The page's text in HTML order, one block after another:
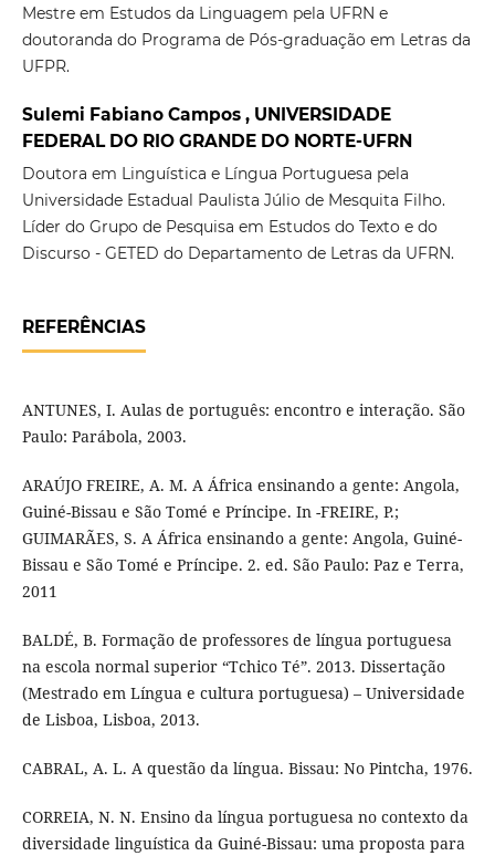
Mestre em Estudos da Linguagem pela UFRN e
doutoranda do Programa de Pós-graduação em Letras da
UFPR.
Sulemi Fabiano Campos , UNIVERSIDADE
FEDERAL DO RIO GRANDE DO NORTE-UFRN
Doutora em Linguística e Língua Portuguesa pela
Universidade Estadual Paulista Júlio de Mesquita Filho.
Líder do Grupo de Pesquisa em Estudos do Texto e do
Discurso - GETED do Departamento de Letras da UFRN.
REFERÊNCIAS
ANTUNES, I. Aulas de português: encontro e interação. São
Paulo: Parábola, 2003.
ARAÚJO FREIRE, A. M. A África ensinando a gente: Angola,
Guiné-Bissau e São Tomé e Príncipe. In -FREIRE, P.;
GUIMARÃES, S. A África ensinando a gente: Angola, Guiné-
Bissau e São Tomé e Príncipe. 2. ed. São Paulo: Paz e Terra,
2011
BALDÉ, B. Formação de professores de língua portuguesa
na escola normal superior “Tchico Té”. 2013. Dissertação
(Mestrado em Língua e cultura portuguesa) – Universidade
de Lisboa, Lisboa, 2013.
CABRAL, A. L. A questão da língua. Bissau: No Pintcha, 1976.
CORREIA, N. N. Ensino da língua portuguesa no contexto da
diversidade linguística da Guiné-Bissau: uma proposta para